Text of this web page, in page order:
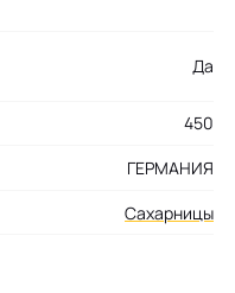
Да
450
ГЕРМАНИЯ
Сахарницы